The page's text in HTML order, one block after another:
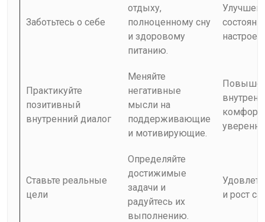
Заботьтесь о себе
отдыху,
полноценному сну
и здоровому
питанию.
Практикуйте
позитивный
внутренний диалог
Меняйте
негативные
мысли на
поддерживающие
и мотивирующие.
Ставьте реальные
цели
Определяйте
достижимые
задачи и
радуйтесь их
выполнению.
и рост